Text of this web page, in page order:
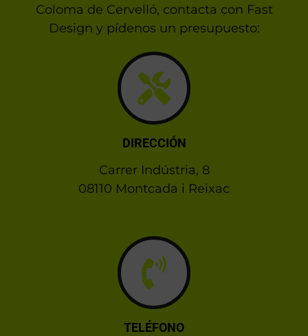
Coloma de Cervelló, contacta con Fast
Design y pídenos un presupuesto:
DIRECCIÓN
Carrer Indústria, 8
08110 Montcada i Reixac
TELÉFONO